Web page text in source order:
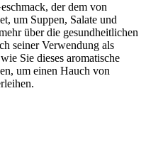
der dem von
um Suppen, Salate und
über die gesundheitlichen
seiner Verwendung als
Sie dieses aromatische
um einen Hauch von